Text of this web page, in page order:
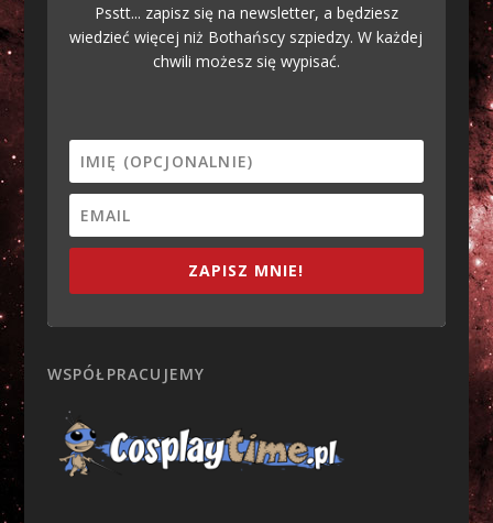
Psstt... zapisz się na newsletter, a będziesz
wiedzieć więcej niż Bothańscy szpiedzy. W każdej
chwili możesz się wypisać.
ZAPISZ MNIE!
WSPÓŁPRACUJEMY